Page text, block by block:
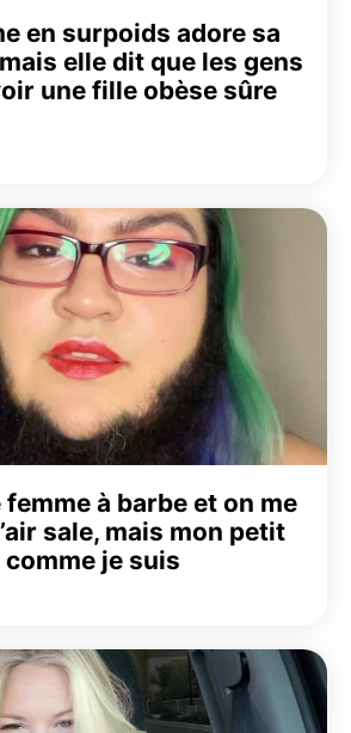
en surpoids adore sa
elle dit que les gens
une fille obèse sûre
à barbe et on me
sale, mais mon petit
comme je suis